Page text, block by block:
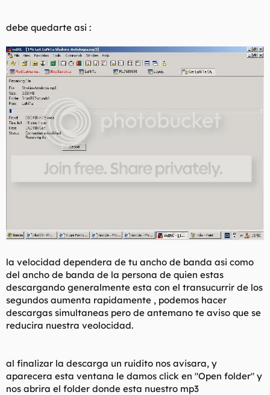
debe quedarte asi :
la velocidad dependera de tu ancho de banda asi como
del ancho de banda de la persona de quien estas
descargando generalmente esta con el transucurrir de los
segundos aumenta rapidamente , podemos hacer
descargas simultaneas pero de antemano te aviso que se
reducira nuestra veolocidad.
al finalizar la descarga un ruidito nos avisara, y
aparecera esta ventana le damos click en "Open folder" y
nos abrira el folder donde esta nuestro mp3